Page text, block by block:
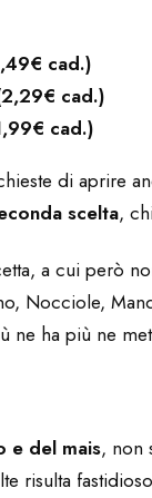
cad.)
cad.)
cad.)
di aprire
scelta,
a cui però
Nocciole,
ne ha più ne
e del mais, non
risulta fastidioso